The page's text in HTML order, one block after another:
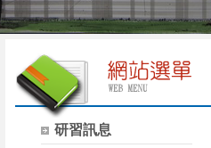
研習訊息